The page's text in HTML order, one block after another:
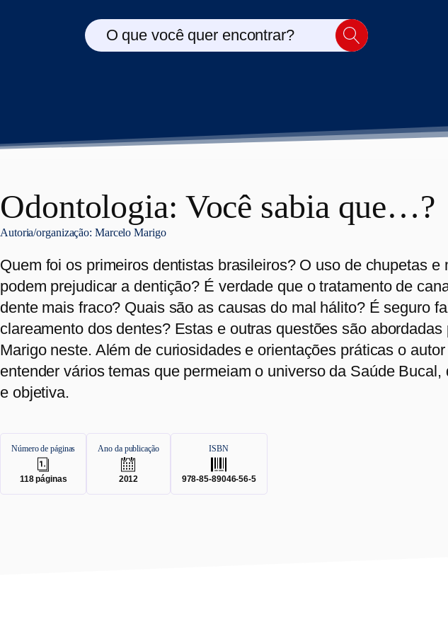
O que você quer encontrar?
Odontologia: Você sabia que…?
Autoria/organização: Marcelo Marigo
Quem foi os primeiros dentistas brasileiros? O uso de chupetas e
podem prejudicar a dentição? É verdade que o tratamento de
dente mais fraco? Quais são as causas do mal hálito? É seguro
clareamento dos dentes? Estas e outras questões são abordadas
Marigo neste. Além de curiosidades e orientações práticas o
entender vários temas que permeiam o universo da Saúde Bucal,
e objetiva.
Número de páginas
.
118páginas
Ano da publicação
.
2012
ISBN
.
978-85-89046-56-5